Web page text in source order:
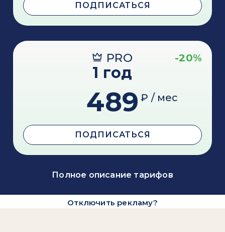
ПОДПИСАТЬСЯ
PRO -20%
1 год
489 ₽ / мес
ПОДПИСАТЬСЯ
Полное описание тарифов
Отключить рекламу?